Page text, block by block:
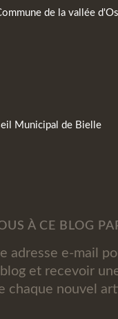
de la vallée
Municipal de Bielle
À CE BLOG
adresse e-mail
et recevoir
chaque nouvel